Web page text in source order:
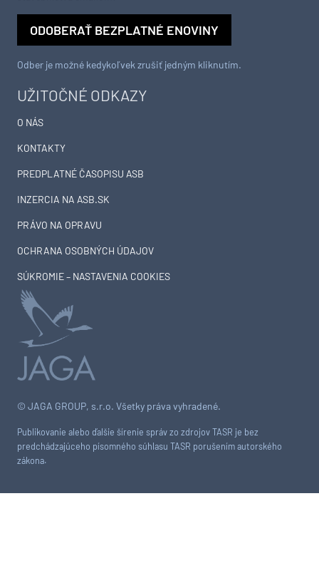
© JAGA GROUP, s.r.o. Všetky práva vyhradené.
Publikovanie alebo ďalšie šírenie správ zo zdrojov TASR je bez
predchádzajúceho písomného súhlasu TASR porušením autorského
zákona.
UŽITOČNÉ ODKAZY
O NÁS
KONTAKTY
PREDPLATNÉ ČASOPISU ASB
INZERCIA NA ASB.SK
PRÁVO NA OPRAVU
OCHRANA OSOBNÝCH ÚDAJOV
SÚKROMIE – NASTAVENIA COOKIES
ODOBERAŤ BEZPLATNÉ ENOVINY
Odber je možné kedykoľvek zrušiť jedným kliknutím.